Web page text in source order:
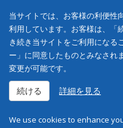
当サイトでは、お客様の利便性
利用しています。お客様は、「
き続き当サイトをご利用になる
ー」に同意したものとみなされ
変更が可能です。
続ける 詳細を見る
We use cookies to enhance